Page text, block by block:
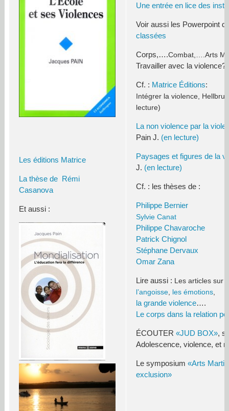
Les éditions Matrice
La thèse de Rémi
Casanova
Et aussi :
Une entrée en lice des
Voir aussi les Powerpoint
classées
Corps,….Combat,….Arts
Travailler avec la violence?
Cf. : Matrice Éditions:
Intégrer la violence,
lecture)
La non violence par la
Pain J. (en lecture)
Paysages et figures de la
J. (en lecture)
Cf. : les thèses de :
Philippe Bernier
Sylvie Canat
Philippe Chavaroche
Patrick Chignol
Stéphane Dervaux
Omar Zana
Lire aussi : Les articles sur
l’angoisse les émotions
la grande violence….
Le corps dans la relation
ÉCOUTER«JUD BOX»,
Adolescence, violence, et
Le symposium«Arts
exclusion»